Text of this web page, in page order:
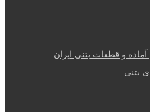
و قطعات بتنی ایران
بتنی